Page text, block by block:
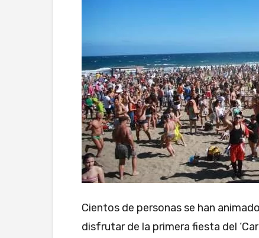
Cientos de personas se han
disfrutar de la primera fiesta del